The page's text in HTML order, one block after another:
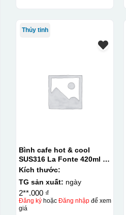
Thủy tinh
Bình cafe hot & cool
SUS316 La Fonte 420ml –
012775
Kích thước:
TG sản xuất: ngày
2**.000 ₫
Đăng kýhoặc Đăng nhậpđể xem
giá